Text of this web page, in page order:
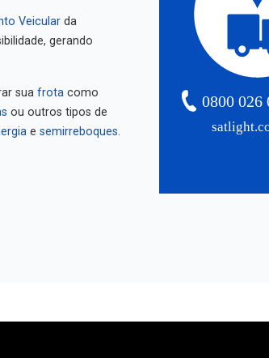
Veicular da
gerando
sua frota como
ou outros tipos de
e semirreboques
0800 026